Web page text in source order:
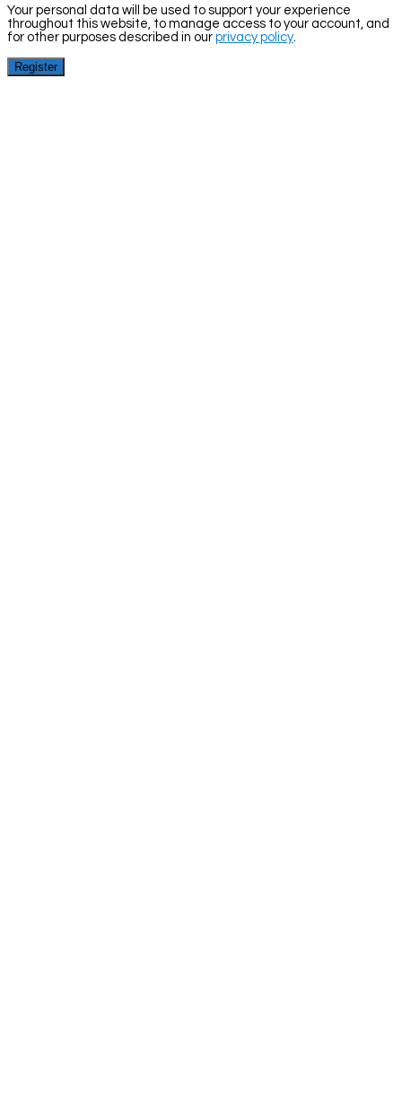
Your personal data will be used to support your experience
throughout this website, to manage access to your account, and
for other purposes described in our privacy policy.
Register